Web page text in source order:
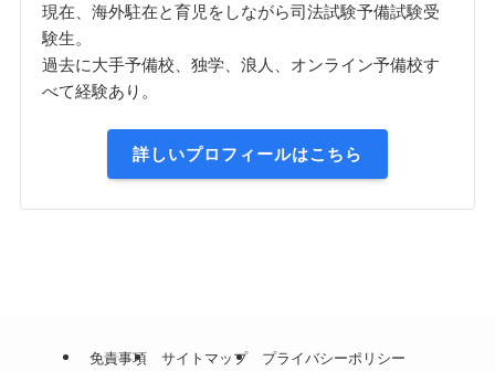
現在、海外駐在と育児をしながら司法試験予備試験受
験生。
過去に大手予備校、独学、浪人、オンライン予備校す
べて経験あり。
詳しいプロフィールはこちら
免責事項 サイトマップ プライバシーポリシー